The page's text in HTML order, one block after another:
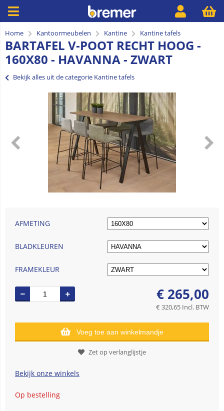
Home Kantoormeubelen Kantine Kantine tafels
BARTAFEL V-POOT RECHT HOOG -
160X80 - HAVANNA - ZWART
Bekijk alles uit de categorie Kantine tafels
AFMETING
BLADKLEUREN
FRAMEKLEUR
€ 265,00
€ 320,65 Incl. BTW
Voeg toe aan winkelmandje
Zet op verlanglijstje
Bekijk onze winkels
Op bestelling